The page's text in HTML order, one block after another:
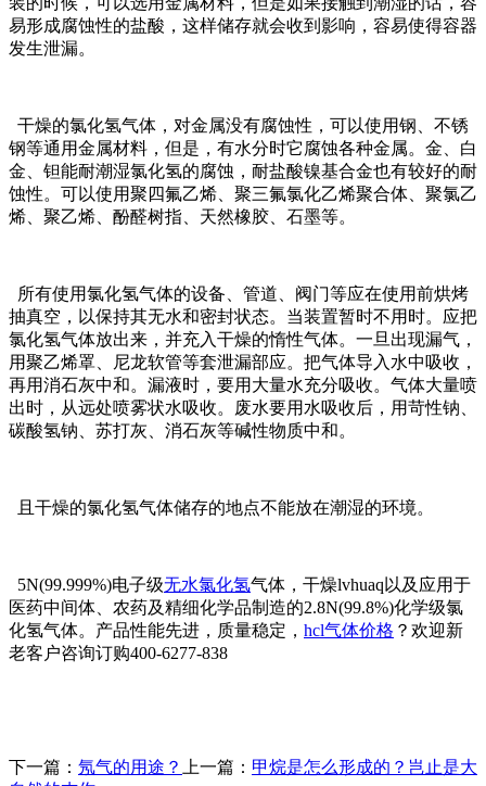
易形成腐蚀性的盐酸，这样储存就会收到影响，容易使得容器
发生泄漏。
干燥的氯化氢气体，对金属没有腐蚀性，可以使用钢、不锈
钢等通用金属材料，但是，有水分时它腐蚀各种金属。金、白
金、钽能耐潮湿氯化氢的腐蚀，耐盐酸镍基合金也有较好的耐
蚀性。可以使用聚四氟乙烯、聚三氟氯化乙烯聚合体、聚氯乙
烯、聚乙烯、酚醛树指、天然橡胶、石墨等。
所有使用氯化氢气体的设备、管道、阀门等应在使用前烘烤
抽真空，以保持其无水和密封状态。当装置暂时不用时。应把
氯化氢气体放出来，并充入干燥的惰性气体。一旦出现漏气，
用聚乙烯罩、尼龙软管等套泄漏部应。把气体导入水中吸收，
再用消石灰中和。漏液时，要用大量水充分吸收。气体大量喷
出时，从远处喷雾状水吸收。废水要用水吸收后，用苛性钠、
碳酸氢钠、苏打灰、消石灰等碱性物质中和。
且干燥的氯化氢气体储存的地点不能放在潮湿的环境。
5N(99.999%)电子级无水氯化氢气体，干燥lvhuaq以及应用于
医药中间体、农药及精细化学品制造的2.8N(99.8%)化学级氯
化氢气体。产品性能先进，质量稳定， hcl气体价格 ？欢迎新
老客户咨询订购400-6277-838
下一篇： 氖气的用途？ 上一篇： 甲烷是怎么形成的？岂止是大